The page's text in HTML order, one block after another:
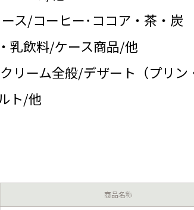
ス/コーヒー･ココア・茶・炭
乳飲料/ケース商品/他
リーム全般/デザート（プリン
ト/他
商品名称